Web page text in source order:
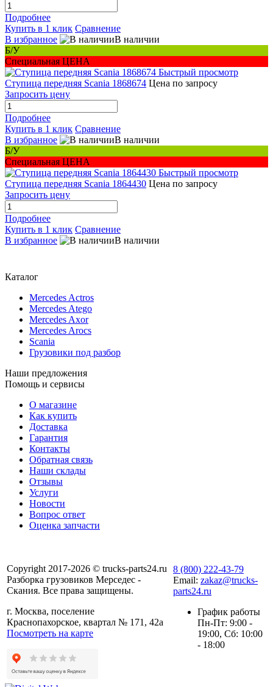
Подробнее
Купить в 1 клик Сравнение
В избранное
В наличии
Б/У
Специальная ЦЕНА
Быстрый просмотр
Ступица передняя Scania 1868674 Цена по запросу
Запросить цену
Подробнее
Купить в 1 клик Сравнение
В избранное
В наличии
Б/У
Специальная ЦЕНА
Быстрый просмотр
Ступица передняя Scania 1864430 Цена по запросу
Запросить цену
Подробнее
Купить в 1 клик Сравнение
В избранное
В наличии
Каталог
Mercedes Actros
Mercedes Atego
Mercedes Axor
Mercedes Arocs
Scania
Грузовики под разбор
Наши предложения
Помощь и сервисы
О магазине
Как купить
Доставка
Гарантия
Контакты
Обратная связь
Наши склады
Отзывы
Услуги
Новости
Вопрос ответ
Оценка запчасти
Copyright 2017-2026 © trucks-parts24.ru
Разборка грузовиков Мерседес -
Скания. Все права защищены.
г. Москва, поселение
Краснопахорское, квартал № 171, 42а
Посмотреть на карте
8 (800) 222-43-79
Email: zakaz@trucks-
parts24.ru
График работы
Пн-Пт: 9:00 -
19:00, Сб: 10:00
- 18:00